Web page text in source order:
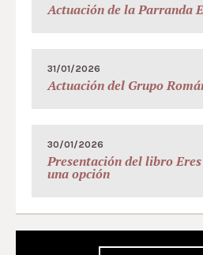
Actuación de la Parranda
31/01/2026
Actuación del Grupo
30/01/2026
Presentación del libro
una opción